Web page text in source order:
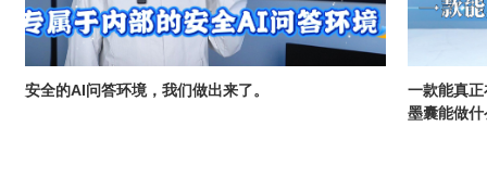
安全的AI问答环境，我们做出来了。
一款能真
墨囊能做什